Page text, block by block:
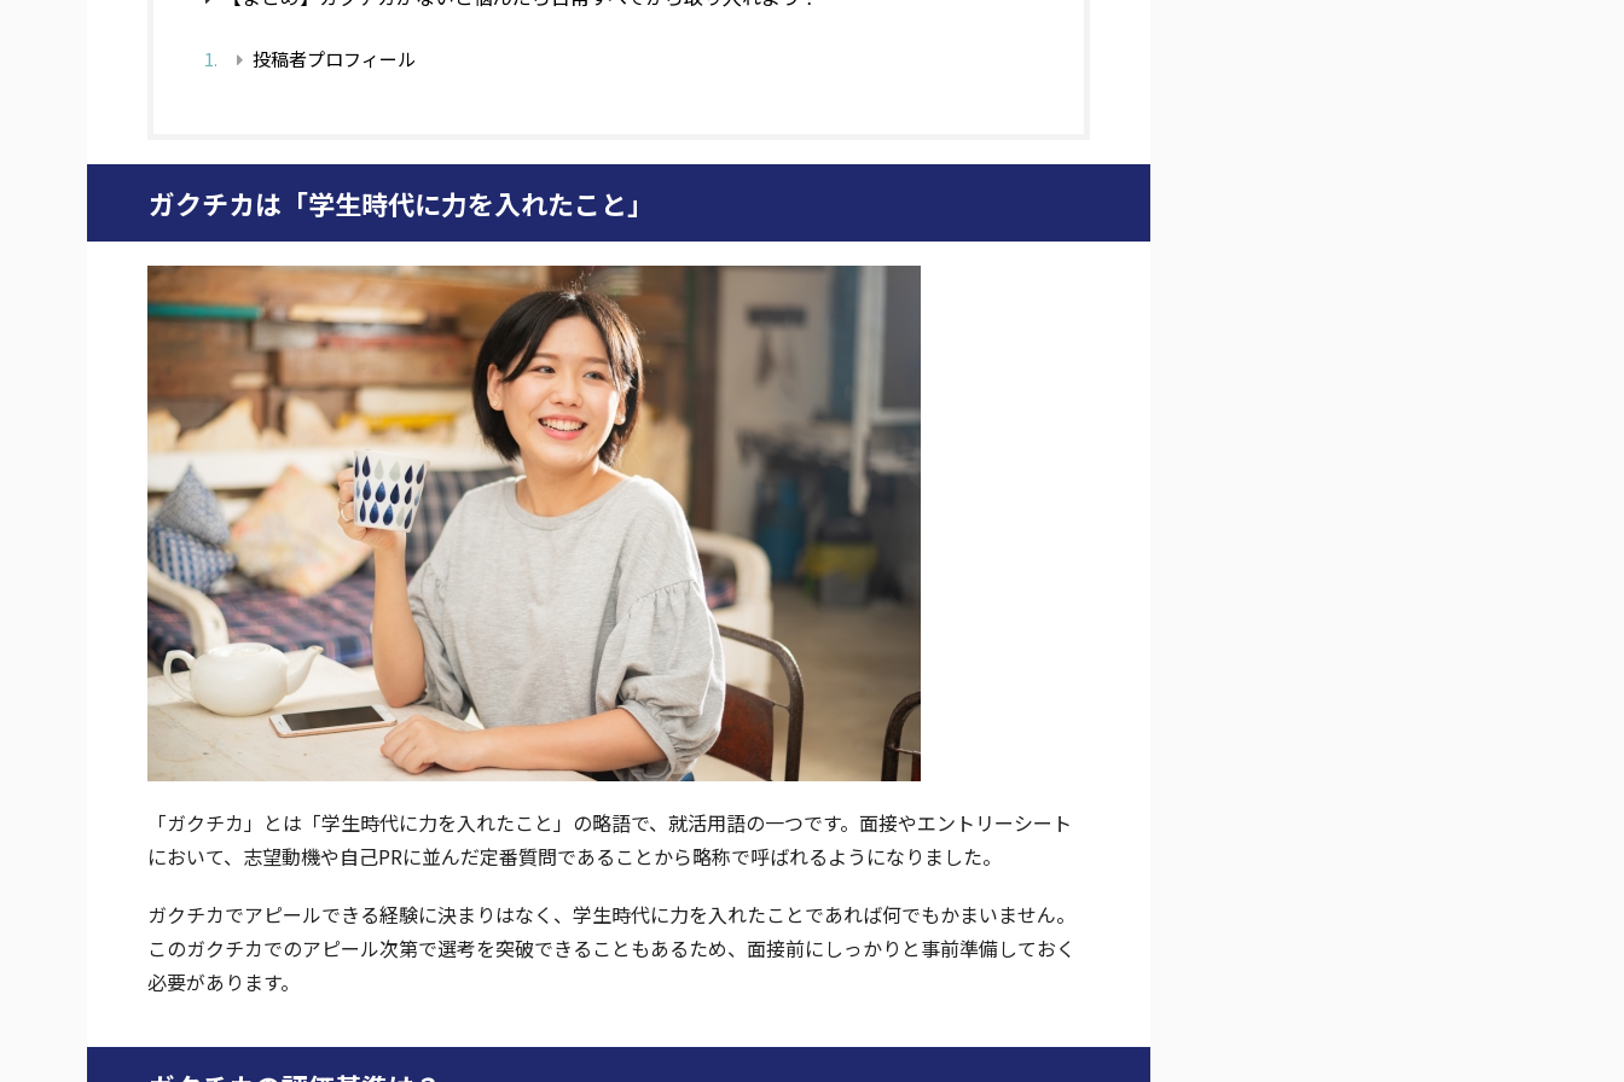
投稿者プロフィール
ガクチカは「学生時代に力を入れたこと」
「ガクチカ」とは「学生時代に力を入れたこと」の略語で、就活用語の一つです。面接やエントリーシート
において、志望動機や自己PRに並んだ定番質問であることから略称で呼ばれるようになりました。
ガクチカでアピールできる経験に決まりはなく、学生時代に力を入れたことであれば何でもかまいません。
このガクチカでのアピール次第で選考を突破できることもあるため、面接前にしっかりと事前準備しておく
必要があります。